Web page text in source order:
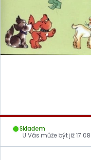
Skladem
U Vás může být již